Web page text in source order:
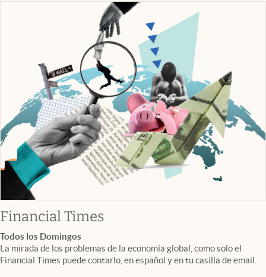
Financial Timesabre en nueva pestaña
Todos los Domingos
La mirada de los problemas de la economía global, como solo el
Financial Times puede contarlo, en español y en tu casilla de email.